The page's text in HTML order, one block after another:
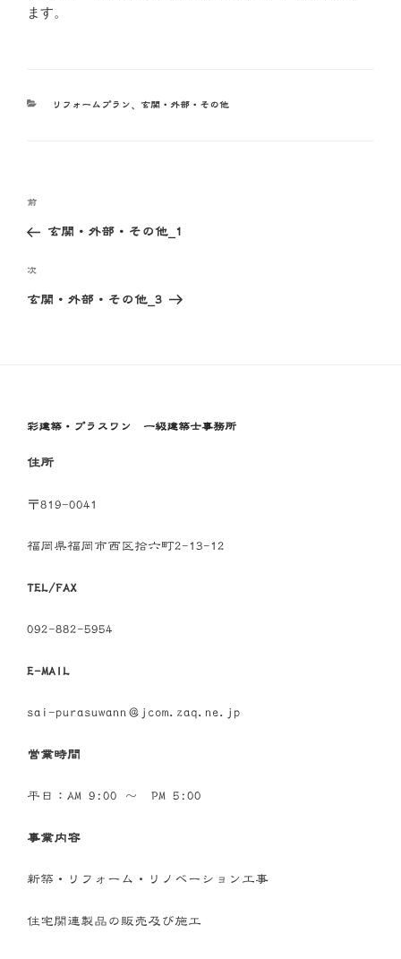
ます。
カ
リフォームプラン、 玄関・外部・その他
ビ
ゲ
前
の
稿
前
玄関・外部・その他_1
次
の
次
玄関・外部・その他_3
彩建築・プラスワン 一級建築士事務所
住所
〒819-0041
福岡県福岡市西区拾六町2-13-12
TEL/FAX
092-882-5954
E-MAIL
sai-purasuwann＠jcom.zaq.ne.jp
営業時間
平日：AM 9:00 ～ PM 5:00
事業内容
新築・リフォーム・リノベーション工事
住宅関連製品の販売及び施工